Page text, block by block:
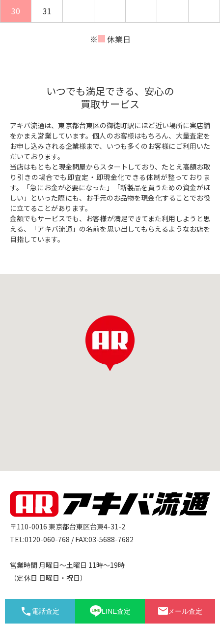
30
31
※ 休業日
いつでも満足できる、安心の
買取サービス
アキバ流通は、東京都台東区の御徒町駅にほど近い場所に実店舗
をかまえ営業しています。個人のお客様はもちろん、大量査定を
お申し込みされる企業様まで、いつも多くのお客様にご利用いた
だいております。
当店はもともと現金問屋からスタートしており、たとえ高額お取
り引きの場合でも即査定・即現金化できる体制が整っておりま
す。「急にお金が必要になった」「新製品を買うための資金がほ
しい」といった際にも、お手元のお品物を現金化することでお役
に立てることがあります。
金額でもサービスでも、お客様が満足できてまた利用しようと思
える、「アキバ流通」の名前を思い出してもらえるようなお店を
目指しています。
〒110-0016 東京都台東区台東4-31-2
TEL:0120-060-768 / FAX:03-5688-7682
営業時間 月曜日〜土曜日 11時〜19時
（定休日 日曜日・祝日）
出張買取対応エリア：東京23区
電話査定 LINE査定 メール査定